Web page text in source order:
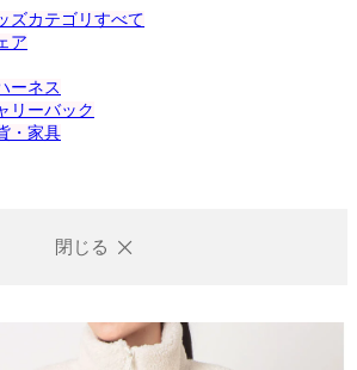
ズカテゴリすべて
ア
ーネス
リーバック
・家具
閉じる